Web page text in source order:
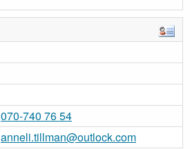
070-740 76 54
anneli.tillman@outlock.com